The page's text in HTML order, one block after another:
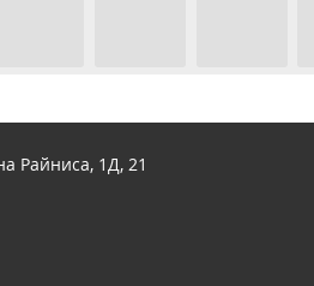
Райниса, 1Д, 21